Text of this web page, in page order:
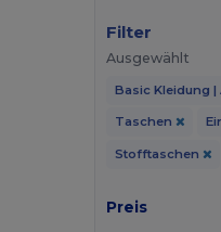
Filter
Ausgewählt
Basic Kleidung |
Taschen
Stofftaschen
Preis